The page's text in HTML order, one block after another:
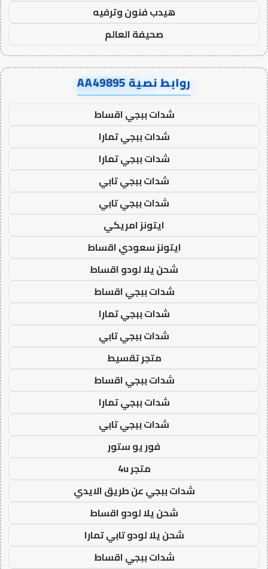
هيدب فنون وترفيه
صحيفة العالم
روابط نصية AA49895
شدات ببجي اقساط
شدات ببجي تمارا
شدات ببجي تمارا
شدات ببجي تابي
شدات ببجي تابي
ايتونز امريكي
ايتونز سعودي اقساط
شحن يلا لودو اقساط
شدات ببجي اقساط
شدات ببجي تمارا
شدات ببجي تابي
متجر تقسيط
شدات ببجي اقساط
شدات ببجي تمارا
شدات ببجي تابي
فور يو ستور
متجر 4u
شدات ببجي عن طريق الايدي
شحن يلا لودو اقساط
شحن يلا لودو تابي تمارا
شدات ببجي اقساط